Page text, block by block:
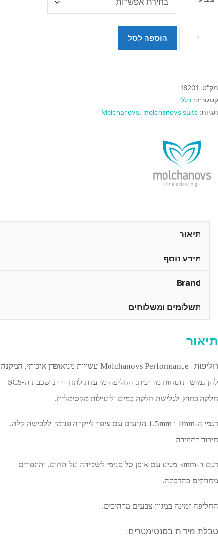
של
חליפת
Performance
לנשים
הוספה לסל
מק"ט: 18201
קטגוריה: כללי
תגיות:
Molchanovs, molchanovs suits
תיאור
מידע נוסף
Brand
תשלומים ומשלוחים
תיאור
חליפות Molchanovs Performance עשויות מניאופרן איכותי, המקנה
להן גמישות ונוחות מיריבית. החליפה מיועדת לתחרויות, שכבת ה-SCS
חלקה בחוץ, לגלישה חלקה במים וליעילות מקסימלית.
דגמי ה-1mm ו 1.5mm מגיעים עם ציפוי לייקרה פנימי, ללבישה קלה,
חיבור בתפירה.
דגם ה-3mm מגיע עם אופן סל פנימי לשמירה על החום, והתפרים
מחוזקים בהדבקה.
החליפה זמינה במגוון צבעים מרהיבים.
טבלת מידות בסנטימטרים: